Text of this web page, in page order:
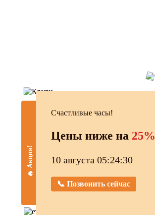
🔥 Акция!
Счастливые часы!
Цены ниже на 25%
10 августа 05:24:31
📞 Позвонить сейчас